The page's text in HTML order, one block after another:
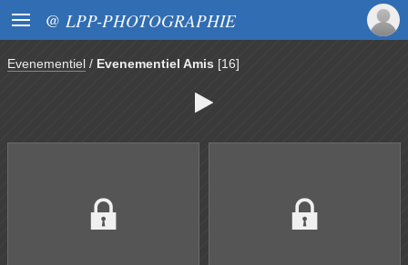
 @ LPP-PHOTOGRAPHIE
Evenementiel / Evenementiel Amis [16]
